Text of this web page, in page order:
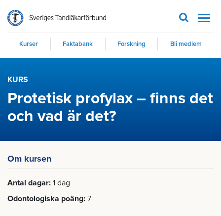
Kurser Faktabank Forskning Bli medlem
KURS
Protetisk profylax – finns det
och vad är det?
Om kursen
Antal dagar 1 dag
Odontologiska poäng 7